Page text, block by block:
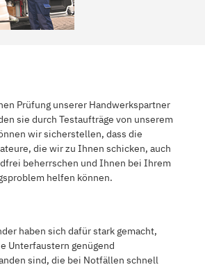
Prüfung unserer Handwerkspartner
sie durch Testaufträge von unserem
wir sicherstellen, dass die
die wir zu Ihnen schicken, auch
beherrschen und Ihnen bei Ihrem
helfen können.
haben sich dafür stark gemacht,
Unterfaustern genügend
sind, die bei Notfällen schnell